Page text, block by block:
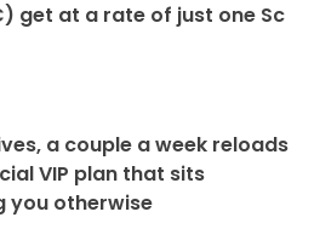
get at a rate of just one Sc
a couple a week reloads
VIP plan that sits
you otherwise